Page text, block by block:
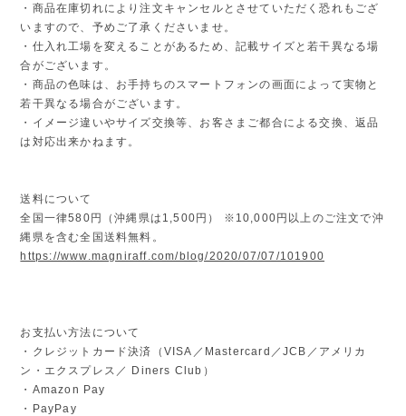
・商品在庫切れにより注文キャンセルとさせていただく恐れもござ
いますので、予めご了承くださいませ。
・仕入れ工場を変えることがあるため、記載サイズと若干異なる場
合がございます。
・商品の色味は、お手持ちのスマートフォンの画面によって実物と
若干異なる場合がございます。
・イメージ違いやサイズ交換等、お客さまご都合による交換、返品
は対応出来かねます。
送料について
全国一律580円（沖縄県は1,500円） ※10,000円以上のご注文で沖
縄県を含む全国送料無料。
https://www.magniraff.com/blog/2020/07/07/101900
お支払い方法について
・クレジットカード決済（VISA／Mastercard／JCB／アメリカ
ン・エクスプレス／ Diners Club）
・Amazon Pay
・PayPay